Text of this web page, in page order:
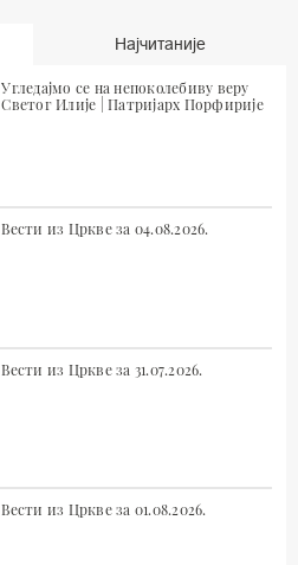
Најчитаније
Угледајмо се на непоколебиву веру
Светог Илије | Патријарх Порфирије
Вести из Цркве за 04.08.2026.
Вести из Цркве за 31.07.2026.
Вести из Цркве за 01.08.2026.